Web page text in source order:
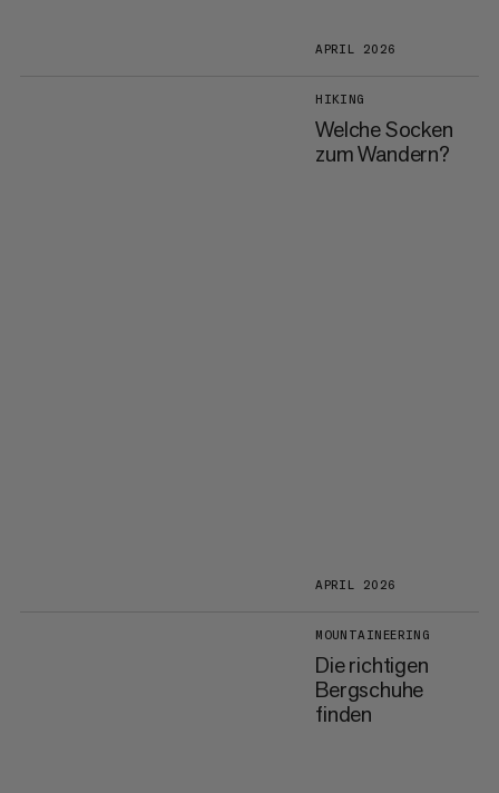
APRIL 2026
HIKING
Welche Socken
zum Wandern?
APRIL 2026
MOUNTAINEERING
Die richtigen
Bergschuhe
finden